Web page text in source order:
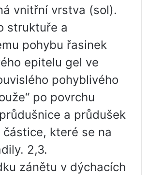
vnitřní vrstva (sol).
struktuře a
pohybu řasinek
epitelu gel ve
pohyblivého
po povrchu
a průdušek
částice, které se na
2,3.
zánětu v dýchacích